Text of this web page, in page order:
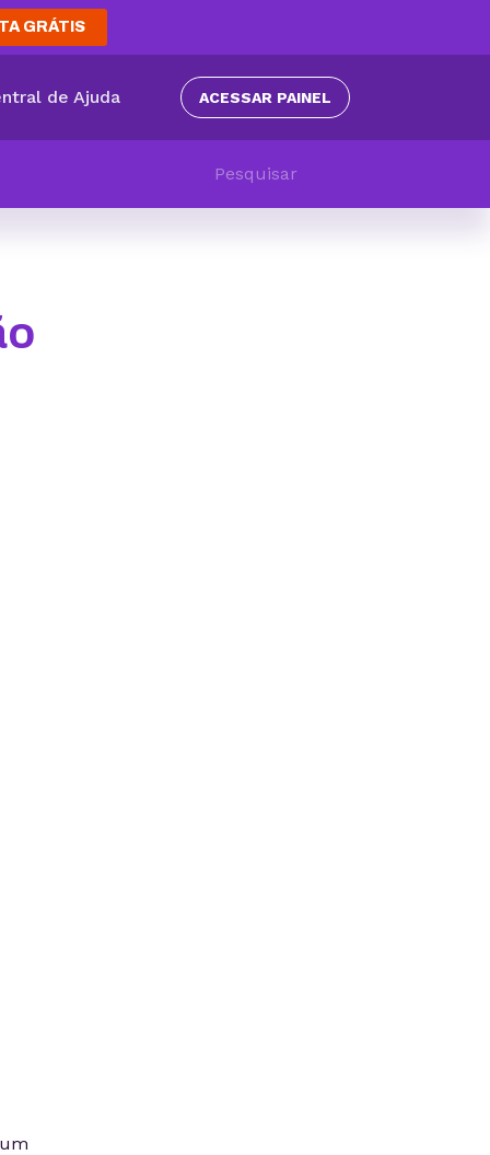
GRÁTIS
de Ajuda ACESSAR PAINEL